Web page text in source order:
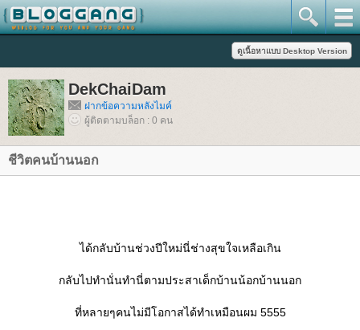
DekChaiDam
ฝากข้อความหลังไมค์
ผู้ติดตามบล็อก : 0 คน
ชีวิตคนบ้านนอก
ได้กลับบ้านช่วงปีใหม่นี่ช่างสุขใจเหลือเกิน
กลับไปทำนั่นทำนี่ตามประสาเด็กบ้านน้อกบ้านนอก
ที่หลายๆคนไม่มีโอกาสได้ทำเหมือนผม 5555